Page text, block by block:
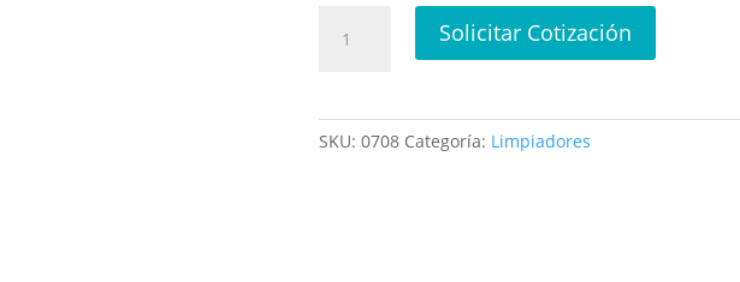
Solicitar Cotización
SKU:0708 Categoría: Limpiadores